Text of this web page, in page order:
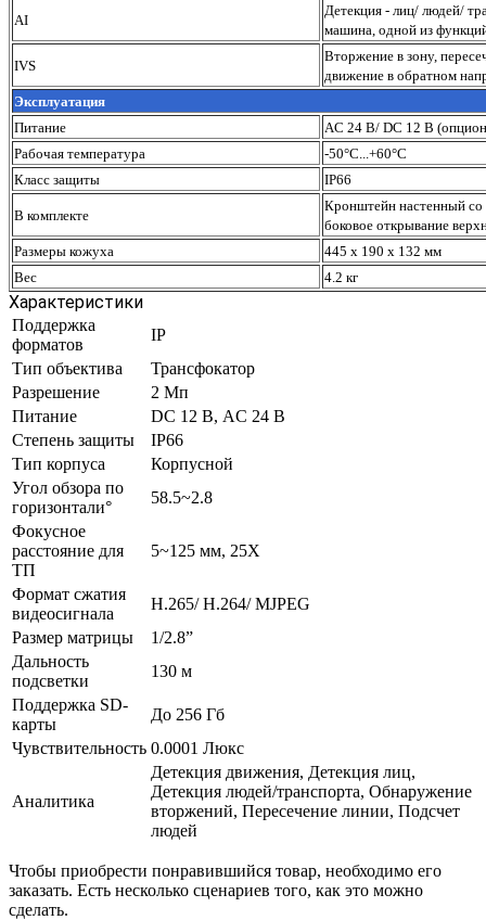
AI
Детекция - лиц/ людей/
машина, одной из
IVS
Вторжение в зону,
движение в обратном
Эксплуатация
Питание
AC 24 В/ DC 12 В
Рабочая температура
-50°C...+60°С
Класс защиты
IP66
В комплекте
Кронштейн настенный со
боковое открывание
Размеры кожуха
445 х 190 х 132 мм
Вес
4.2 кг
Характеристики
Поддержка
форматов
IP
Тип объектива
Трансфокатор
Разрешение
2 Mп
Питание
DC 12 В, AC 24 В
Степень защиты
IP66
Тип корпуса
Корпусной
Угол обзора по
горизонтали°
58.5~2.8
Фокусное
расстояние для
ТП
5~125 мм, 25Х
Формат сжатия
видеосигнала
H.265/ H.264/ MJPEG
Размер матрицы
1/2.8”
Дальность
подсветки
130 м
Поддержка SD-
карты
До 256 Гб
Чувствительность 0.0001 Люкс
Аналитика
Детекция движения, Детекция лиц,
Детекция людей/транспорта, Обнаружение
вторжений, Пересечение линии, Подсчет
людей
Чтобы приобрести понравившийся товар, необходимо его
заказать. Есть несколько сценариев того, как это можно
сделать.